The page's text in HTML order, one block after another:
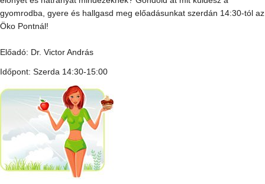
gyomrodba, gyere és hallgasd meg előadásunkat szerdán 14:30-tól az
Öko Pontnál!
Előadó: Dr. Victor András
Időpont: Szerda 14:30-15:00